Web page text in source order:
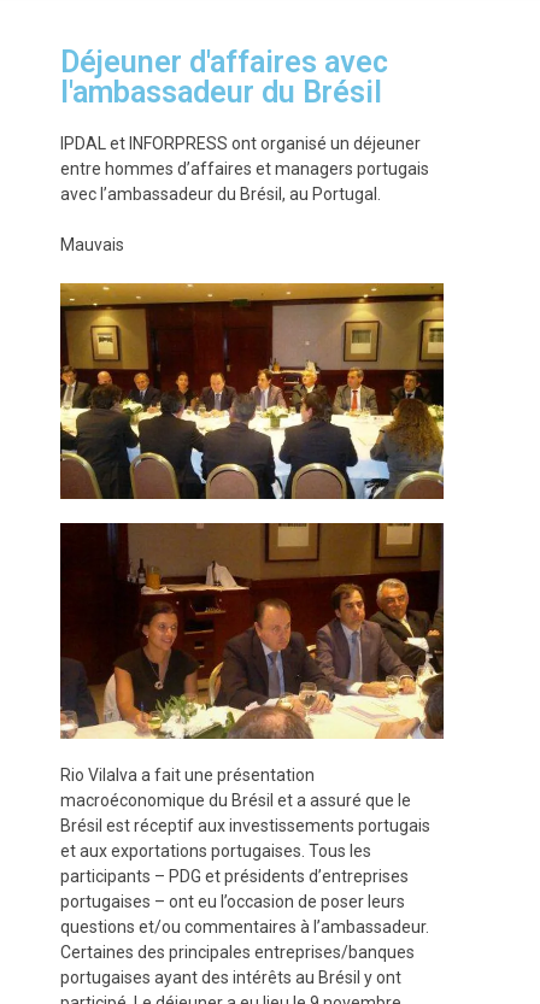
Déjeuner d'affaires avec
l'ambassadeur du Brésil
IPDAL et INFORPRESS ont organisé un déjeuner
entre hommes d’affaires et managers portugais
avec l’ambassadeur du Brésil, au Portugal.
Mauvais
Rio Vilalva a fait une présentation
macroéconomique du Brésil et a assuré que le
Brésil est réceptif aux investissements portugais
et aux exportations portugaises. Tous les
participants – PDG et présidents d’entreprises
portugaises – ont eu l’occasion de poser leurs
questions et/ou commentaires à l’ambassadeur.
Certaines des principales entreprises/banques
portugaises ayant des intérêts au Brésil y ont